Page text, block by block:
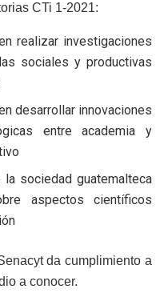
CTi 1-2021:
realizar investigaciones
sociales y productivas
desarrollar innovaciones
entre academia y
la sociedad guatemalteca
aspectos científicos
da cumplimiento a
a conocer.